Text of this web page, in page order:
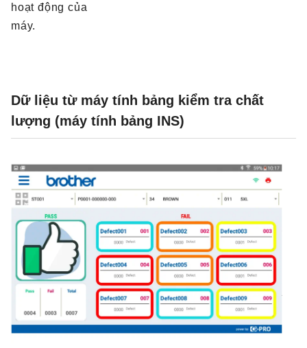
hoạt động của
máy.
Dữ liệu từ máy tính bảng kiểm tra chất
lượng (máy tính bảng INS)